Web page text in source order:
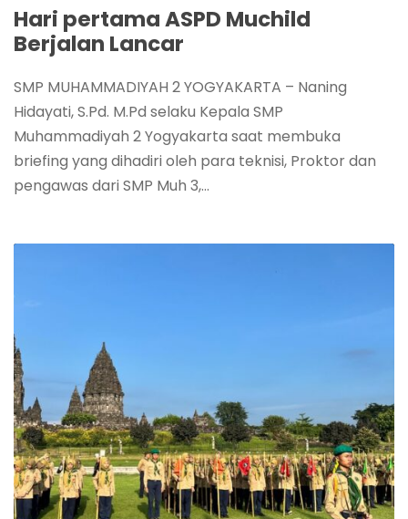
Hari pertama ASPD Muchild
Berjalan Lancar
SMP MUHAMMADIYAH 2 YOGYAKARTA – Naning
Hidayati, S.Pd. M.Pd selaku Kepala SMP
Muhammadiyah 2 Yogyakarta saat membuka
briefing yang dihadiri oleh para teknisi, Proktor dan
pengawas dari SMP Muh 3,...